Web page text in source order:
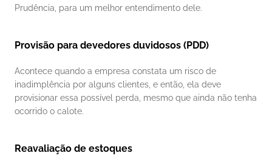
Prudência, para um melhor entendimento dele.
Provisão para devedores duvidosos (PDD)
Acontece quando a empresa constata um risco de
inadimplência por alguns clientes, e então, ela deve
provisionar essa possível perda, mesmo que ainda não tenha
ocorrido o calote.
Reavaliação de estoques